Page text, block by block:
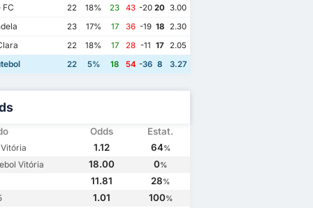
FC 22 18% 23 43 -20 20 3.00
23 17% 17 36 -19 18 2.30
22 18% 17 28 -11 17 2.05
22 5% 18 54 -36 8 3.27
Odds Estat.
1.12 64%
Vitória 18.00 0%
11.81 28%
1.01 100%